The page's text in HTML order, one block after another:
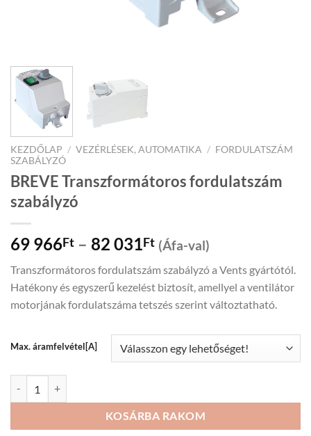
KEZDŐLAP / VEZÉRLÉSEK, AUTOMATIKA / FORDULATSZÁM
SZABÁLYZÓ
BREVE Transzformátoros fordulatszám
szabályzó
69 966Ft – 82 031FtPrice
69
966Ft
through
031Ft
(Áfa-val)
Transzformátoros fordulatszám szabályzó a Vents gyártótól.
Hatékony és egyszerű kezelést biztosít, amellyel a ventilátor
motorjának fordulatszáma tetszés szerint változtatható.
Max. áramfelvétel[A]
KOSÁRBA RAKOM